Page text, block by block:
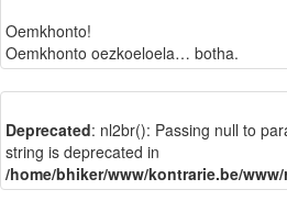
Oemkhonto!
Oemkhonto oezkoeloela… botha.
Deprecated: nl2br(): Passing null to
string is deprecated in
/home/bhiker/www/kontrarie.be/